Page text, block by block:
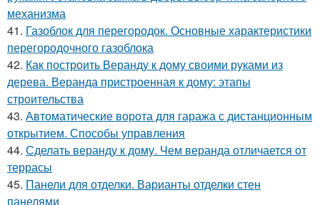
механизма
41. Газоблок для перегородок. Основные характеристики
перегородочного газоблока
42. Как построить Веранду к дому своими руками из
дерева. Веранда пристроенная к дому: этапы
строительства
43. Автоматические ворота для гаража с дистанционным
открытием. Способы управления
44. Сделать веранду к дому. Чем веранда отличается от
террасы
45. Панели для отделки. Варианты отделки стен
панелями